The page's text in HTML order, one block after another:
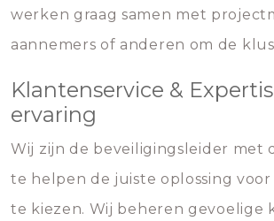
werken graag samen met
aannemers of anderen om de
Klantenservice &
ervaring
Wij zijn de beveiligingsleider met
te helpen de juiste oplossing
te kiezen. Wij beheren gevoelige